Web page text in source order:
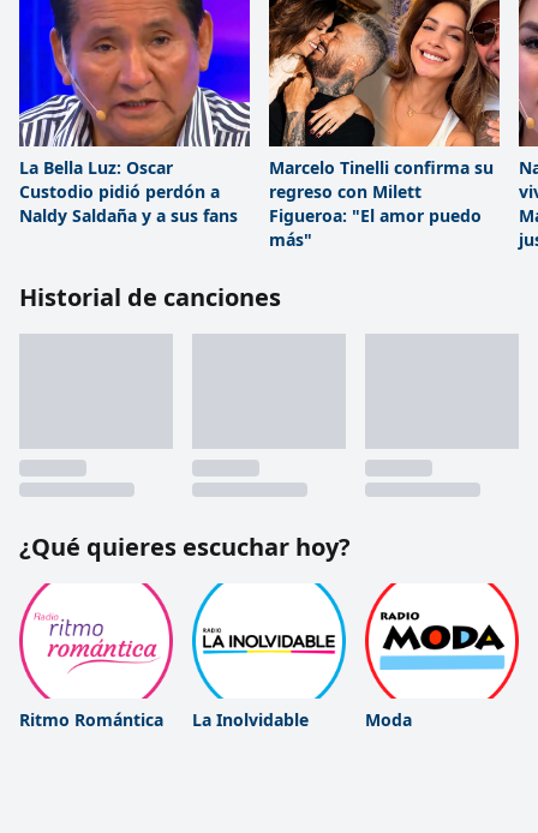
La Bella Luz: Oscar
Custodio pidió perdón a
Naldy Saldaña y a sus fans
Marcelo Tinelli confirma su
regreso con Milett
Figueroa: "El amor puedo
más"
Historial de canciones
¿Qué quieres escuchar hoy?
Ritmo Romántica La Inolvidable Moda